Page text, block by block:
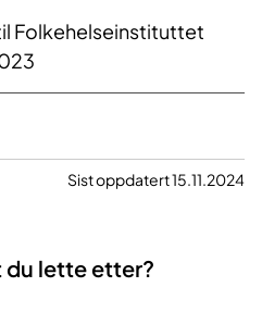
Folkehelseinstituttet
Sist oppdatert 15.11.2024
du lette etter?